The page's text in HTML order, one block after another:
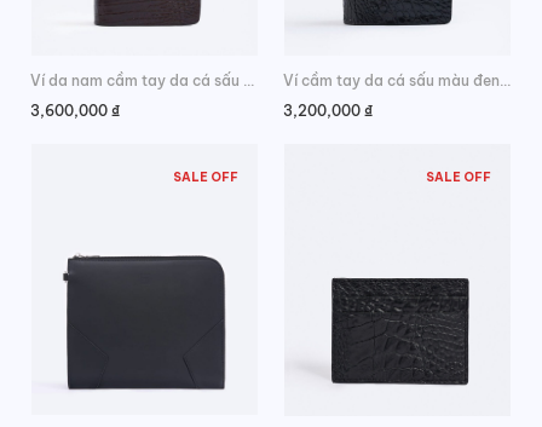
3,600,000 ₫
3,200,000 ₫
SALE OFF SALE OFF